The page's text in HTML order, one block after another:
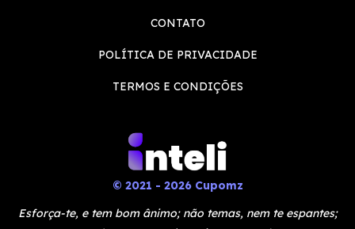
CONTATO
POLÍTICA DE PRIVACIDADE
TERMOS E CONDIÇÕES
© 2021 - 2026 Cupomz
Esforça-te, e tem bom ânimo; não temas, nem te espantes;